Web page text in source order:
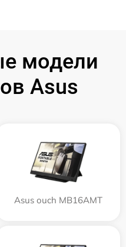
модели
Asus
Asus ouch MB16AMT